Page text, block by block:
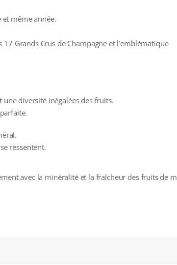
et même année.
Grands Crus de Champagne et l’emblématique
une diversité inégalées des fruits.
ressentent.
avec la minéralité et la fraîcheur des fruits de